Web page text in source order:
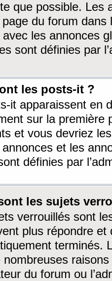
que possible. Les
du forum dans
les annonces
sont définies par
les posts-it ?
it apparaissent en
sur la première
et vous devriez
et les
définies par
les sujets
verrouillés sont
plus répondre
terminés.
nombreuses
du forum ou